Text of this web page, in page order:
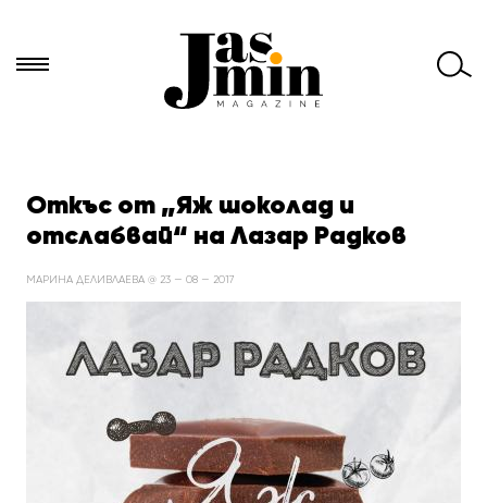
за:Откъс от „Яж шоколад и
отслабвай“ на Лазар Радков
МАРИНА ДЕЛИВЛАЕВА @ 23 — 08 — 2017